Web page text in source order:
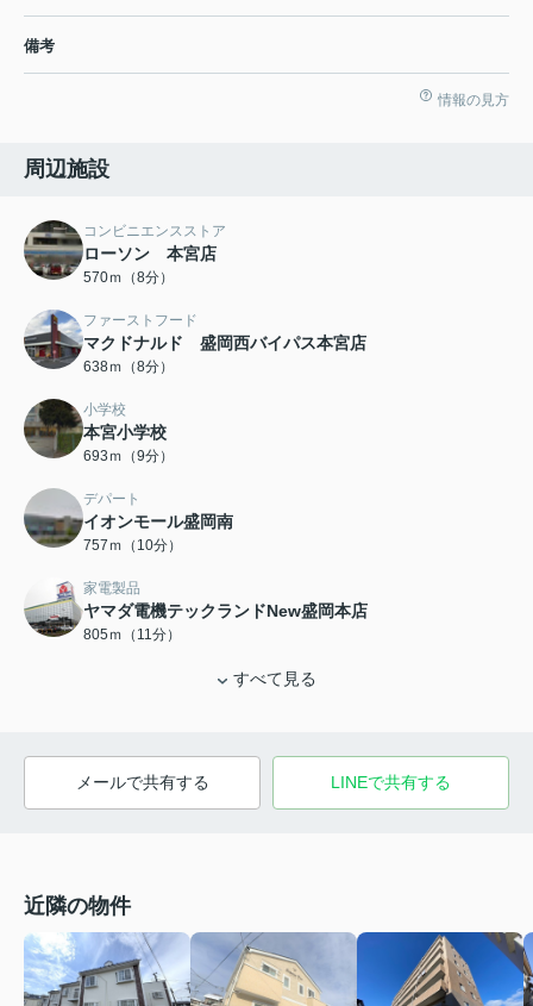
備考
情報の見方
周辺施設
コンビニエンスストア
ローソン 本宮店
570ｍ（8分）
ファーストフード
マクドナルド 盛岡西バイパス本宮店
638ｍ（8分）
小学校
本宮小学校
693ｍ（9分）
デパート
イオンモール盛岡南
757ｍ（10分）
家電製品
ヤマダ電機テックランドNew盛岡本店
805ｍ（11分）
すべて見る
メールで共有する LINEで共有する
近隣の物件